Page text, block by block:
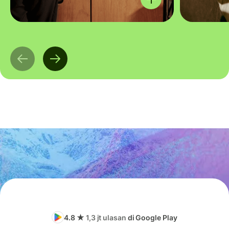
4.8 ★ 1,3 jt ulasan di Google Play